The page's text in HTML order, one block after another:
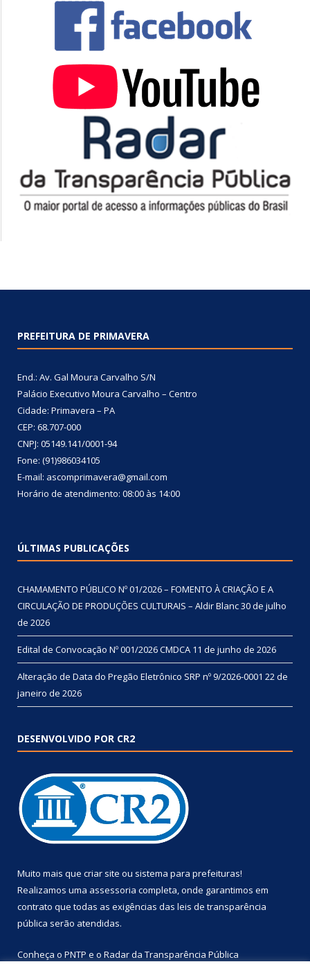
PREFEITURA DE PRIMAVERA
End.: Av. Gal Moura Carvalho S/N
Palácio Executivo Moura Carvalho – Centro
Cidade: Primavera – PA
CEP: 68.707-000
CNPJ: 05149.141/0001-94
Fone: (91)986034105
E-mail: ascomprimavera@gmail.com
Horário de atendimento: 08:00 às 14:00
ÚLTIMAS PUBLICAÇÕES
CHAMAMENTO PÚBLICO Nº 01/2026 – FOMENTO À CRIAÇÃO E A
CIRCULAÇÃO DE PRODUÇÕES CULTURAIS – Aldir Blanc30 de julho
de 2026
Edital de Convocação Nº 001/2026 CMDCA 11 de junho de 2026
Alteração de Data do Pregão Eletrônico SRP nº 9/2026-0001 22 de
janeiro de 2026
DESENVOLVIDO POR CR2
Muito mais que criar site ou sistema para prefeituras!
Realizamos uma assessoria completa, onde garantimos em
contrato que todas as exigências das leis de transparência
pública serão atendidas.
Conheça o PNTP e o Radar da Transparência Pública